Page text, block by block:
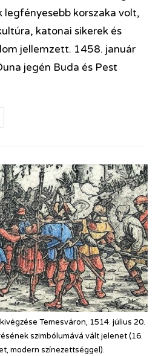
legfényesebb korszaka volt,
katonai sikerek és
jellemzett. 1458. január
jegén Buda és Pest
Temesváron, 1514. július 20.
szimbólumává vált jelenet (16.
modern színezettséggel).